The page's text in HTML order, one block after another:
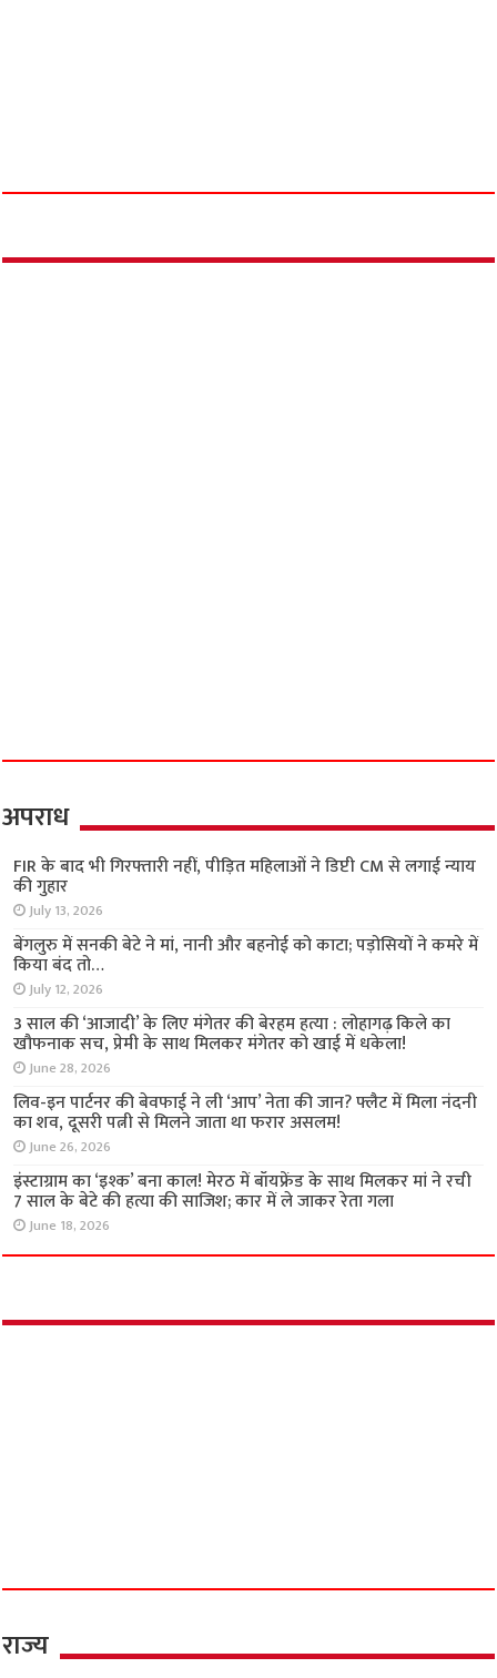
अपराध
FIR के बाद भी गिरफ्तारी नहीं, पीड़ित महिलाओं ने डिप्टी CM से लगाई न्याय
की गुहार
July 13, 2026
बेंगलुरु में सनकी बेटे ने मां, नानी और बहनोई को काटा; पड़ोसियों ने कमरे में
किया बंद तो…
July 12, 2026
3 साल की ‘आजादी’ के लिए मंगेतर की बेरहम हत्या : लोहागढ़ किले का
खौफनाक सच, प्रेमी के साथ मिलकर मंगेतर को खाई में धकेला!
June 28, 2026
लिव-इन पार्टनर की बेवफाई ने ली ‘आप’ नेता की जान? फ्लैट में मिला नंदनी
का शव, दूसरी पत्नी से मिलने जाता था फरार असलम!
June 26, 2026
इंस्टाग्राम का ‘इश्क’ बना काल! मेरठ में बॉयफ्रेंड के साथ मिलकर मां ने रची
7 साल के बेटे की हत्या की साजिश; कार में ले जाकर रेता गला
June 18, 2026
राज्य